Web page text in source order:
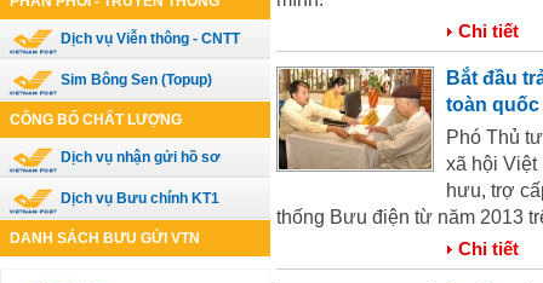
Dịch vụ Viễn thông - CNTT
Sim Bông Sen (Topup)
CÔNG BỐ CHẤT LƯỢNG
Dịch vụ nhận gửi hồ sơ
Dịch vụ Bưu chính KT1
DANH SÁCH BƯU GỬI VTN
Chi tiết
Bắt đầu
toàn quốc
Phó Thủ
xã hội
hưu, trợ
thống Bưu điện từ năm 2013
Chi tiết